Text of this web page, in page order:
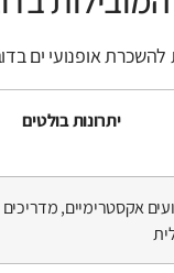
אופנועי ים
יתרונות בולטים
אקסטרימיים,